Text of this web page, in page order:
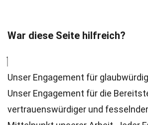
War diese Seite hilfreich?
Unser Engagement für
Unser Engagement für die
vertrauenswürdiger und